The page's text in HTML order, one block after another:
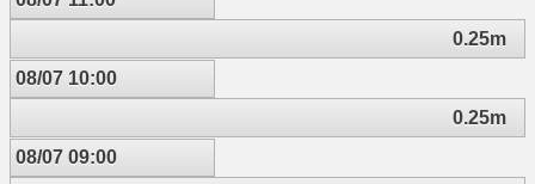
0.25m
08/07 10:00
0.25m
08/07 09:00